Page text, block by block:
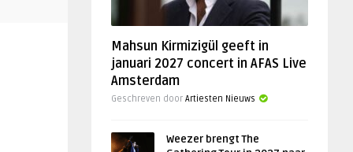
Mahsun Kirmizigül geeft in
januari 2027 concert in AFAS Live
Amsterdam
Geschreven door Artiesten Nieuws
Weezer brengt The